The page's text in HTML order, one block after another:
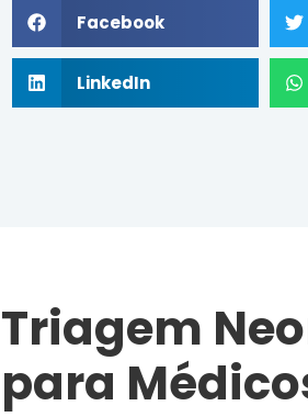
Facebook
LinkedIn
Triagem
para